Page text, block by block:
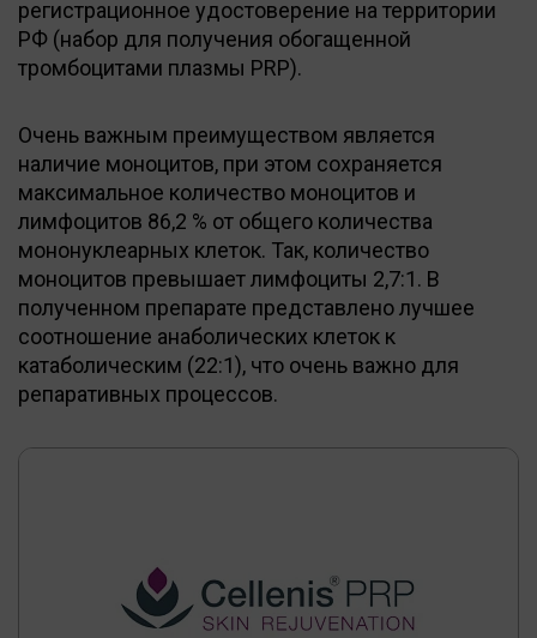
регистрационное удостоверение на территории
РФ (набор для получения обогащенной
тромбоцитами плазмы PRP).
Очень важным преимуществом является
наличие моноцитов, при этом сохраняется
максимальное количество моноцитов и
лимфоцитов 86,2 % от общего количества
мононуклеарных клеток. Так, количество
моноцитов превышает лимфоциты 2,7:1. В
полученном препарате представлено лучшее
соотношение анаболических клеток к
катаболическим (22:1), что очень важно для
репаративных процессов.